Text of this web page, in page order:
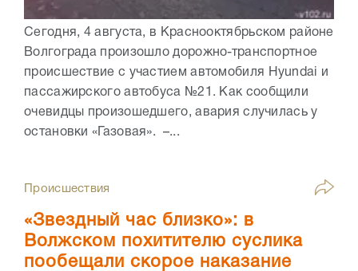
Сегодня, 4 августа, в Краснооктябрьском районе
Волгограда произошло дорожно-транспортное
происшествие с участием автомобиля Hyundai и
пассажирского автобуса №21. Как сообщили
очевидцы произошедшего, авария случилась у
остановки «Газовая». –...
Происшествия
«Звездный час близко»: в
Волжском похитителю суслика
пообещали скорое наказание